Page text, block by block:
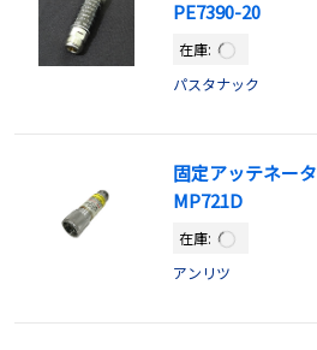
PE7390-20
在庫:
パスタナック
固定アッテネータ
MP721D
在庫:
アンリツ